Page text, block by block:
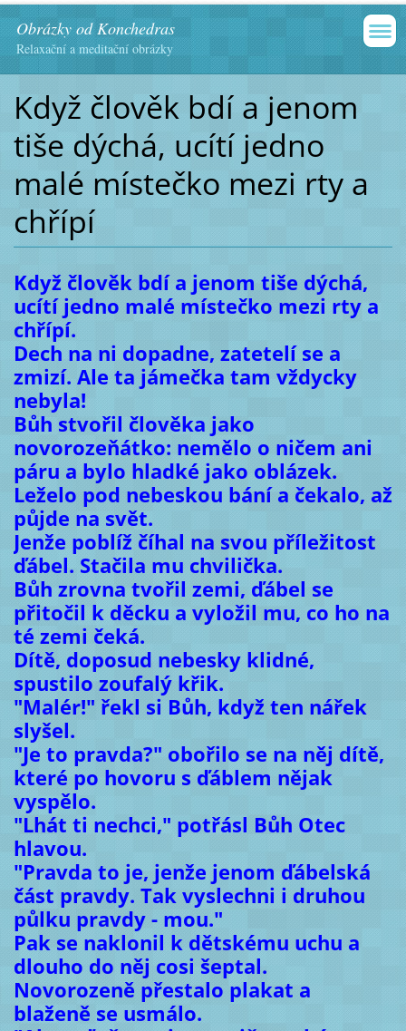
Obrázky od Konchedras
Relaxační a meditační obrázky
Když člověk bdí a jenom
tiše dýchá, ucítí jedno
malé místečko mezi rty a
chřípí
Když člověk bdí a jenom tiše dýchá,
ucítí jedno malé místečko mezi rty a
chřípí.
Dech na ni dopadne, zatetelí se a
zmizí. Ale ta jámečka tam vždycky
nebyla!
Bůh stvořil člověka jako
novorozeňátko: nemělo o ničem ani
páru a bylo hladké jako oblázek.
Leželo pod nebeskou bání a čekalo, až
půjde na svět.
Jenže poblíž číhal na svou příležitost
ďábel. Stačila mu chvilička.
Bůh zrovna tvořil zemi, ďábel se
přitočil k děcku a vyložil mu, co ho na
té zemi čeká.
Dítě, doposud nebesky klidné,
spustilo zoufalý křik.
"Malér!" řekl si Bůh, když ten nářek
slyšel.
"Je to pravda?" obořilo se na něj dítě,
které po hovoru s ďáblem nějak
vyspělo.
"Lhát ti nechci," potřásl Bůh Otec
hlavou.
"Pravda to je, jenže jenom ďábelská
část pravdy. Tak vyslechni i druhou
půlku pravdy - mou."
Pak se naklonil k dětskému uchu a
dlouho do něj cosi šeptal.
Novorozeně přestalo plakat a
blaženě se usmálo.